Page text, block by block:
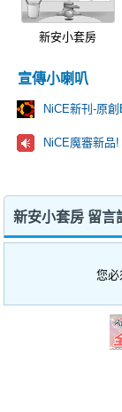
新安小套房
宣傳小喇叭
NiCE新刊-原
NiCE魔審新品
新安小套房 留言
您